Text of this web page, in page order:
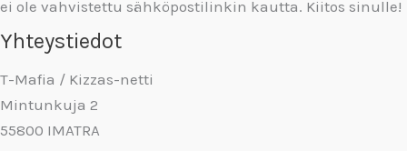
ei ole vahvistettu sähköpostilinkin kautta. Kiitos sinulle!
Yhteystiedot
T-Mafia / Kizzas-netti
Mintunkuja 2
55800 IMATRA